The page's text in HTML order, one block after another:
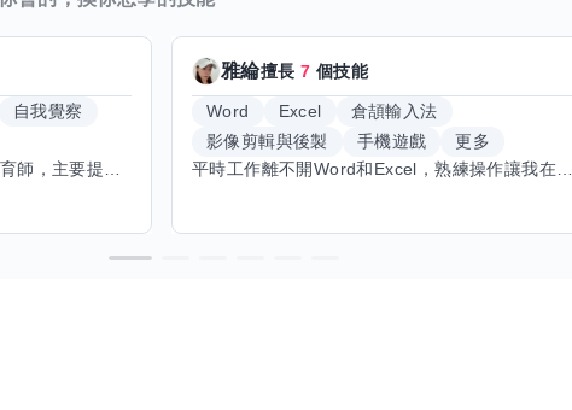
自我覺察
結合靈魂療癒x NGH催眠認證的療育師，主要提供潛意識探索和靈魂導向的催眠療育。你會全程100%清醒跟我對話。
雅綸擅長7 個技能
Word Excel
倉頡輸入法
影像剪輯與後製
手機遊戲
更多
平時工作離不開Word和Excel，熟練操作讓我在文件整理和數據處理上都得心應手，還能用倉頡輸入法快速打字。近期想挑戰英文學習，希望能透過交換技能一起進步！如果你英文流利，需要中文或電腦技巧輔助，歡迎找我搭檔，咱們一起歡樂學習，互相激勵，成為彼此的學習小夥伴！